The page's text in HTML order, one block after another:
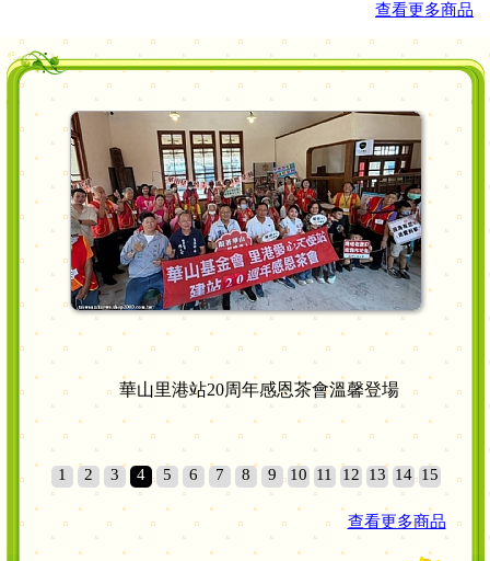
查看更多商品
測 華山里港站20周年感恩茶會溫馨登場
1 2 3 4 5 6 7 8 9 10 11 12 13 14 15
查看更多商品